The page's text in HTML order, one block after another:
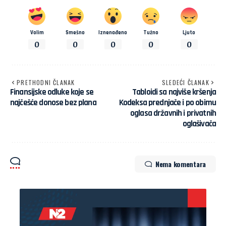
Volim
0
Smešno
0
Iznenađeno
0
Tužno
0
Ljuto
0
PRETHODNI ČLANAK
Finansijske odluke koje se
najčešće donose bez plana
SLEDEĆI ČLANAK
Tabloidi sa najviše kršenja
Kodeksa prednjače i po obimu
oglasa državnih i privatnih
oglašivača
Nema komentara